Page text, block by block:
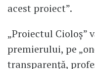
acest proiect”.
„Proiectul Cioloș”
premierului, pe
transparență,